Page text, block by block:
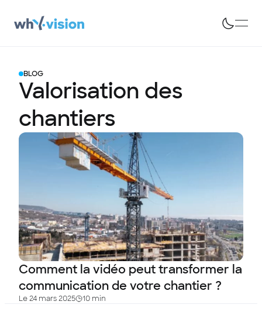
BLOG
Valorisation des
chantiers
Comment la vidéo peut transformer la
communication de votre chantier ?
Le 24 mars 2025 10 min